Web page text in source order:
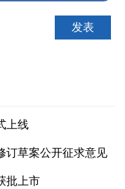
上线
订草案公开征求意见
批上市